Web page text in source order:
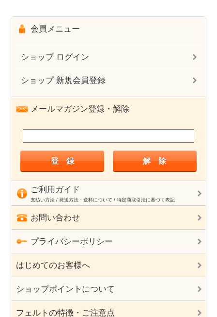
会員メニュー
ショップ ログイン
ショップ 新規会員登録
メールマガジン登録・解除
ご利用ガイド
支払い方法 / 発送方法・送料について / 特定商取引法に基づく表記
お問い合わせ
プライバシーポリシー
はじめてのお客様へ
ショップポイントについて
フェルトの特徴・ご注意点